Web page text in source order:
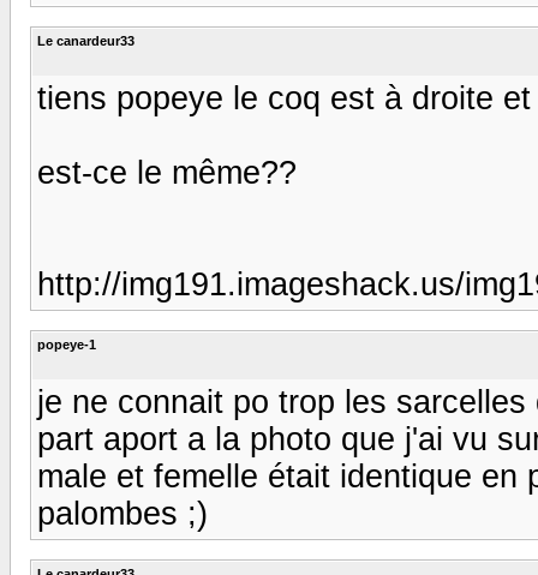
Le canardeur33
tiens popeye le coq est à droite
est-ce le même??
http://img191.imageshack.us/
popeye-1
je ne connait po trop les
part aport a la photo que j'ai vu
male et femelle était identique en
palombes ;)